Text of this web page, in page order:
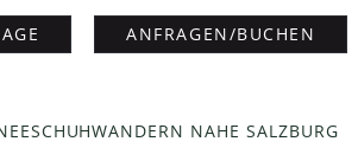
ANFRAGEN/BUCHEN
NAHE SALZBURG